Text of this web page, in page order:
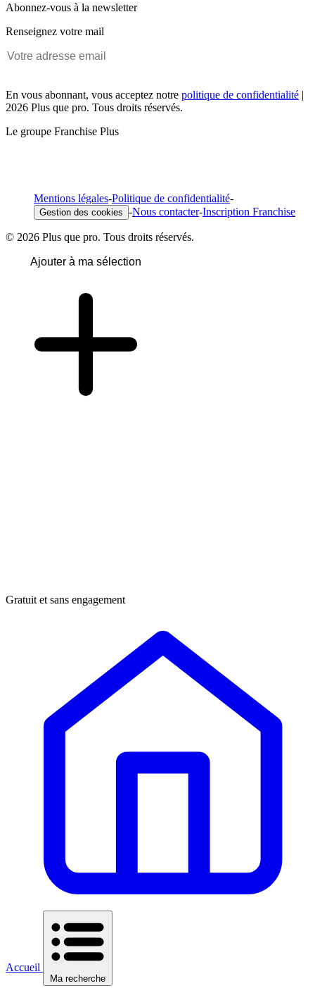
Abonnez-vous à la newsletter
Renseignez votre mail
En vous abonnant, vous acceptez notre politique de confidentialité |
2026 Plus que pro. Tous droits réservés.
Le groupe Franchise Plus
Mentions légales-Politique de confidentialité-
Gestion des cookies -Nous contacter-Inscription Franchise
© 2026 Plus que pro. Tous droits réservés.
Ajouter à ma sélection
Gratuit et sans engagement
Accueil
Ma recherche